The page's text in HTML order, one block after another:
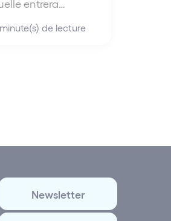
entrera…
de lecture
Newsletter